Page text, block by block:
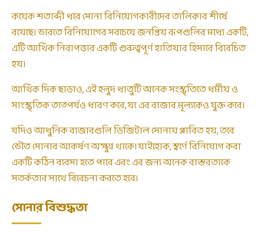
কয়েক শতাব্দী ধরে সোনা বিনিয়োগকারীদের তালিকার শীর্ষে
রয়েছে। ভারতে বিনিয়োগের সবচেয়ে জনপ্রিয় রূপগুলির মধ্যে একটি,
এটি আর্থিক নিরাপত্তার একটি গুরুত্বপূর্ণ হাতিয়ার হিসাবে বিবেচিত
হয়।
আর্থিক দিক ছাড়াও, এই হলুদ ধাতুটি অনেক সংস্কৃতিতে ধর্মীয় ও
সাংস্কৃতিক তাত্পর্যও ধারণ করে, যা এর বাজার মূল্যকেও যুক্ত করে।
যদিও আধুনিক বাজারগুলি ডিজিটাল সোনায় প্লাবিত হয়, তবে
ভৌত সোনার আকর্ষণ অক্ষুণ্ন থাকে। যাইহোক, স্বর্ণে বিনিয়োগ করা
একটি কঠিন ব্যবসা হতে পারে এবং এর জন্য অনেক বাস্তবতাকে
সতর্কতার সাথে বিবেচনা করতে হবে।
সোনার বিশুদ্ধতা